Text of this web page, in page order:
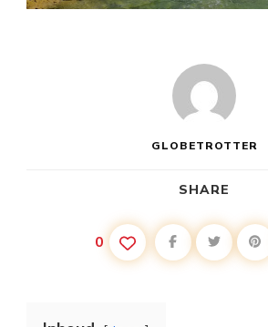
GLOBETROTTER
SHARE
0